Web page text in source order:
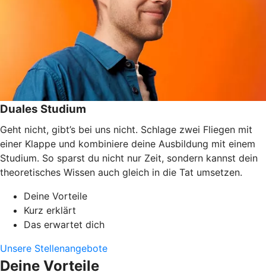
Duales Studium
Geht nicht, gibt’s bei uns nicht. Schlage zwei Fliegen mit
einer Klappe und kombiniere deine Ausbildung mit einem
Studium. So sparst du nicht nur Zeit, sondern kannst dein
theoretisches Wissen auch gleich in die Tat umsetzen.
Deine Vorteile
Kurz erklärt
Das erwartet dich
Unsere Stellenangebote
Deine Vorteile